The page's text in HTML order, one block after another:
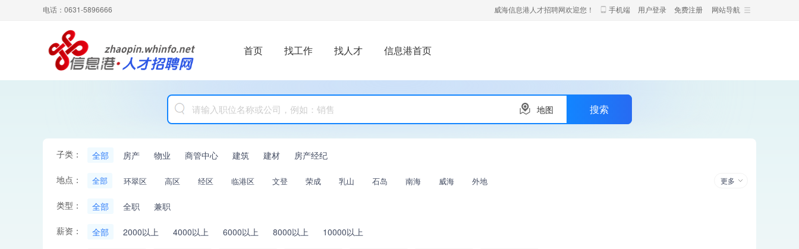
电话：0631-5896666 网站导航
威海信息港人才招聘网欢迎您！ 手机端 用户登录 免费注册
首页 找工作 找人才 信息港首页
地图
子类： 全部 房产 物业 商管中心 建筑 建材 房产经纪
地点： 全部 环翠区 高区 经区 临港区 文登 荣成 乳山 石岛 南海 威海 外地 更多
类型： 全部 全职 兼职
薪资： 全部 2000以上 4000以上 6000以上 8000以上 10000以上